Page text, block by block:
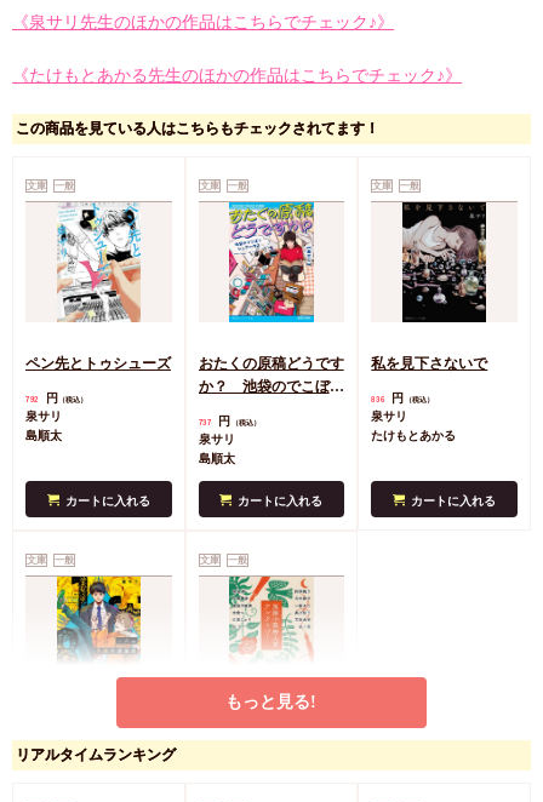
《泉サリ先生のほかの作品はこちらでチェック♪》
《たけもとあかる先生のほかの作品はこちらでチェック♪》
この商品を見ている人はこちらもチェックされてます！
文庫 一般
ペン先とトゥシューズ
792 円 （税込）
泉サリ
島順太
カートに入れる
文庫 一般
おたくの原稿どうです
か？ 池袋のでこぼこ
737 円 （税込）
泉サリ
島順太
カートに入れる
文庫 一般
私を見下さないで
836 円 （税込）
泉サリ
たけもとあかる
カートに入れる
文庫 一般
一八三 手錠の捜査官
792 円
文庫 一般
短編小説新人賞アンソ
もっと見る!
リアルタイムランキング